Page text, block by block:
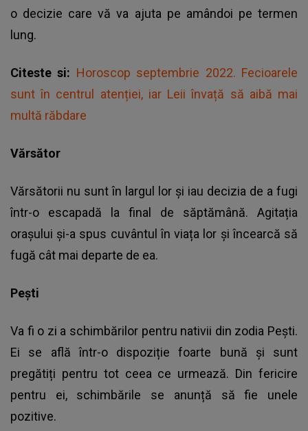
o decizie care vă va ajuta pe amândoi pe termen
lung.
Citeste si: Horoscop septembrie 2022. Fecioarele
sunt în centrul atenției, iar Leii învață să aibă mai
multă răbdare
Vărsător
Vărsătorii nu sunt în largul lor și iau decizia de a fugi
într-o escapadă la final de săptămână. Agitația
orașului și-a spus cuvântul în viața lor și încearcă să
fugă cât mai departe de ea.
Pești
Va fi o zi a schimbărilor pentru nativii din zodia Pești.
Ei se află într-o dispoziție foarte bună și sunt
pregătiți pentru tot ceea ce urmează. Din fericire
pentru ei, schimbările se anunță să fie unele
pozitive.